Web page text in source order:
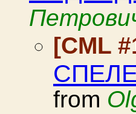
[CML
from